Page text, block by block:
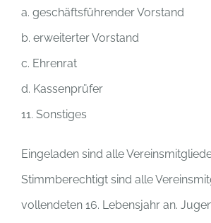
a. geschäftsführender Vorstand
b. erweiterter Vorstand
c. Ehrenrat
d. Kassenprüfer
11. Sonstiges
Eingeladen sind alle
Stimmberechtigt sind alle
vollendeten 16. Lebensjahr an.